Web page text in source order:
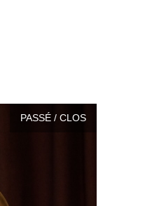
PASSÉ / CLOS